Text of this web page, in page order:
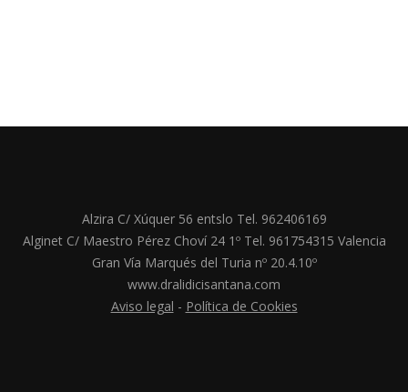
Alzira C/ Xúquer 56 entslo Tel. 962406169
Alginet C/ Maestro Pérez Choví 24 1º Tel. 961754315 Valencia
Gran Vía Marqués del Turia nº 20.4.10º
www.dralidicisantana.com
Aviso legal - Política de Cookies